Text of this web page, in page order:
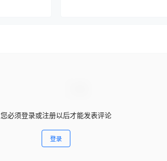
您必须登录或注册以后才能发表评论
登录